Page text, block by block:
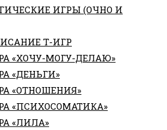
ИГРЫ (ОЧНО И
Т-ИГР
«ХОЧУ-МОГУ-ДЕЛАЮ»
«ДЕНЬГИ»
«ОТНОШЕНИЯ»
«ПСИХОСОМАТИКА»
«ЛИЛА»